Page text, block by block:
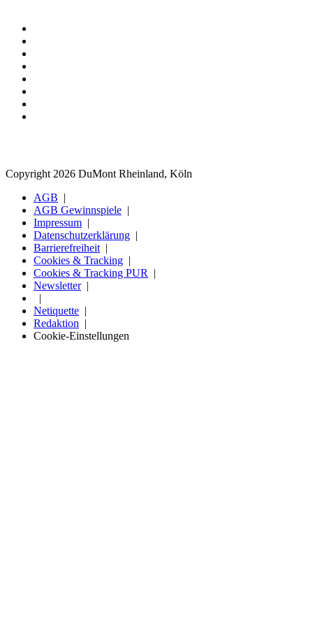
Copyright 2026 DuMont Rheinland, Köln
AGB
AGB Gewinnspiele
Impressum
Datenschutzerklärung
Barrierefreiheit
Cookies & Tracking
Cookies & Tracking PUR
Newsletter
Netiquette
Redaktion
Cookie-Einstellungen